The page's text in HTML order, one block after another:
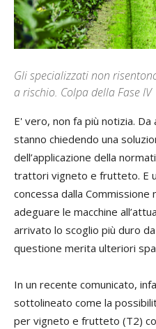
Gli specializzati non
a rischio. Colpa della Fase IV
E' vero, non fa più notizia.
stanno chiedendo una
dell’applicazione della
trattori vigneto e frutteto. E
concessa dalla
adeguare le macchine
arrivato lo scoglio più duro
questione merita ulteriori
In un recente comunicato,
sottolineato come la
per vigneto e frutteto (T2)